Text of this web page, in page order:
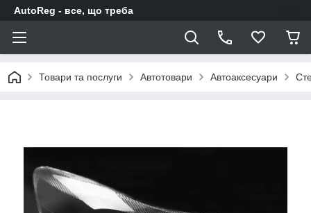
AutoReg - все, що треба
Товари та послуги Автотовари Автоаксесуари